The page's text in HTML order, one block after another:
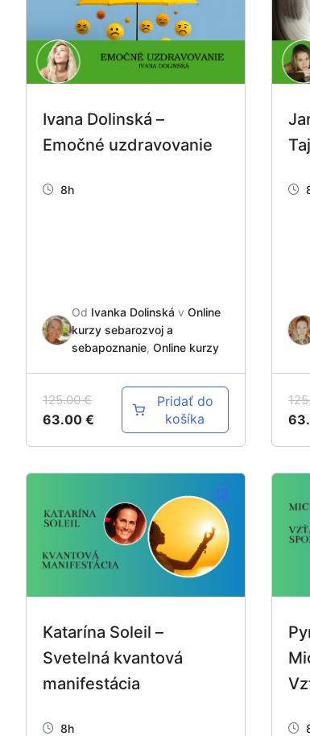
Ivana Dolinská –
Emočné uzdravovanie
8h
Od Ivanka Dolinská v Online
kurzy sebarozvoj a
sebapoznanie, Online kurzy
125.00€
63.00 €
Pridať do
košíka
Katarína Soleil –
Svetelná kvantová
manifestácia
8h